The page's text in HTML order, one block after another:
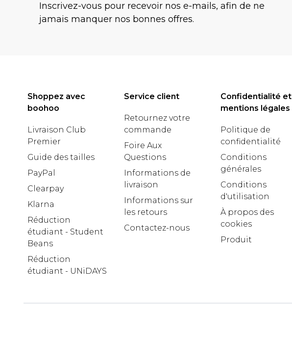
Inscrivez-vous pour recevoir nos e-mails, afin de ne
jamais manquer nos bonnes offres.
Shoppez avec
boohoo
Livraison Club
Premier
Guide des tailles
PayPal
Clearpay
Klarna
Réduction
étudiant - Student
Beans
Réduction
étudiant - UNiDAYS
Service client
Retournez votre
commande
Foire Aux
Questions
Informations de
livraison
Informations sur
les retours
Contactez-nous
Confidentialité et
mentions légales
Politique de
confidentialité
Conditions
générales
Conditions
d'utilisation
À propos des
cookies
Produit